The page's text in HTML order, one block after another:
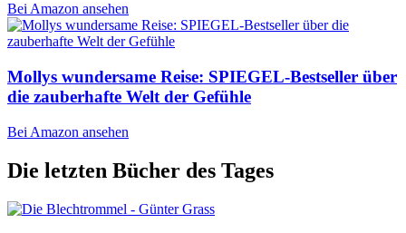
Bei Amazon ansehen
Mollys wundersame Reise: SPIEGEL-Bestseller über
die zauberhafte Welt der Gefühle
Bei Amazon ansehen
Die letzten Bücher des Tages